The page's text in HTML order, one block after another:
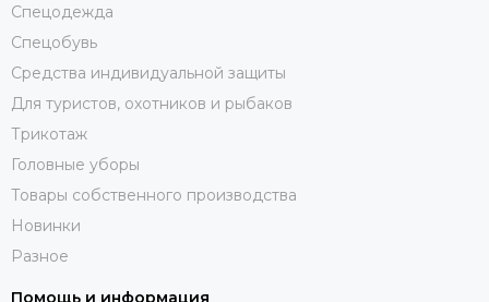
Спецодежда
Спецобувь
Средства индивидуальной защиты
Для туристов, охотников и рыбаков
Трикотаж
Головные уборы
Товары собственного производства
Новинки
Разное
Помощь и информация